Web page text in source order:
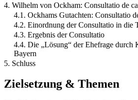
4. Wilhelm von Ockham: Consultatio de
4.1. Ockhams Gutachten: Consultatio
4.2. Einordnung der Consultatio in die
4.3. Ergebnis der Consultatio
4.4. Die „Lösung“ der Ehefrage durch
Bayern
5. Schluss
Zielsetzung & Themen